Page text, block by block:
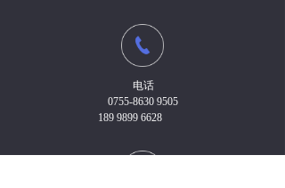
电话
0755-8630 9505
189 9899 6628